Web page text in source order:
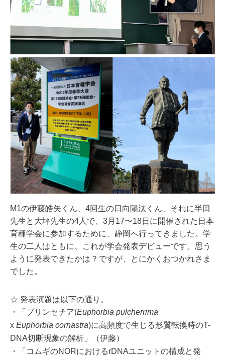
M1の伊藤皓矢くん、4回生の日向陽汰くん、 それに半田
先生と大坪先生の4人で、3月17〜18日に開催された日本
育種学会に参加するために、 静岡へ行ってきました。学
生の二人はともに、
これが学会発表デビューです。思う
ように発表できたかは？ ですが、とにかくおつかれさま
でした。
☆ 発表演題は以下の通り。
・「プリンセチア(Euphorbia pulcherrima
x Euphorbia cornastra)に高頻度で生じる形質転換時のT-
DNA切断現象の解析」（伊藤）
・「コムギのNORにおけるrDNAユニットの構成と発